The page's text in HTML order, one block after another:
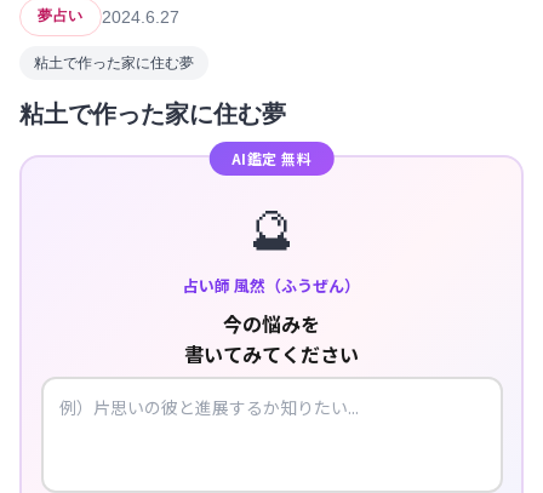
夢占い 2024.6.27
粘土で作った家に住む夢
粘土で作った家に住む夢
AI鑑定 無料
🔮
占い師 風然（ふうぜん）
今の悩みを
書いてみてください